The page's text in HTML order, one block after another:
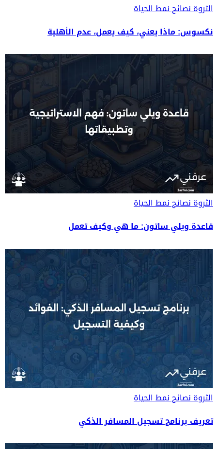
الثروةنصائح نمط الحياة
نكسوس: ماذا يعني، كيف يعمل، عدم الأهلية
الثروةنصائح نمط الحياة
قاعدة ويلي ساتون: ما هي وكيف تعمل
الثروةنصائح نمط الحياة
تعريف برنامج تسجيل المسافر الذكي